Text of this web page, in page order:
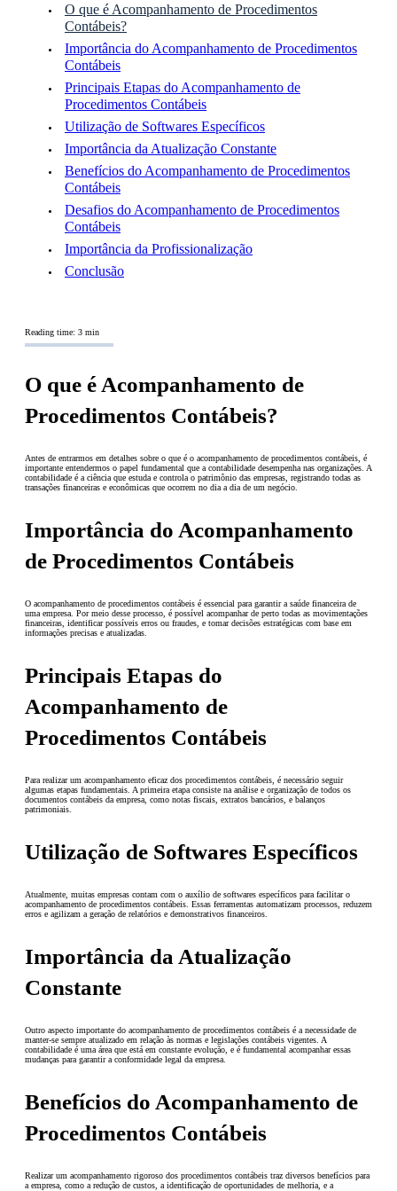
O que é Acompanhamento de Procedimentos
Contábeis?
Importância do Acompanhamento de Procedimentos
Contábeis
Principais Etapas do Acompanhamento de
Procedimentos Contábeis
Utilização de Softwares Específicos
Importância da Atualização Constante
Benefícios do Acompanhamento de Procedimentos
Contábeis
Desafios do Acompanhamento de Procedimentos
Contábeis
Importância da Profissionalização
Conclusão
Reading time: 3 min
O que é Acompanhamento de
Procedimentos Contábeis?
Antes de entrarmos em detalhes sobre o que é o acompanhamento de procedimentos contábeis, é
importante entendermos o papel fundamental que a contabilidade desempenha nas organizações. A
contabilidade é a ciência que estuda e controla o patrimônio das empresas, registrando todas as
transações financeiras e econômicas que ocorrem no dia a dia de um negócio.
Importância do Acompanhamento
de Procedimentos Contábeis
O acompanhamento de procedimentos contábeis é essencial para garantir a saúde financeira de
uma empresa. Por meio desse processo, é possível acompanhar de perto todas as movimentações
financeiras, identificar possíveis erros ou fraudes, e tomar decisões estratégicas com base em
informações precisas e atualizadas.
Principais Etapas do
Acompanhamento de
Procedimentos Contábeis
Para realizar um acompanhamento eficaz dos procedimentos contábeis, é necessário seguir
algumas etapas fundamentais. A primeira etapa consiste na análise e organização de todos os
documentos contábeis da empresa, como notas fiscais, extratos bancários, e balanços
patrimoniais.
Utilização de Softwares Específicos
Atualmente, muitas empresas contam com o auxílio de softwares específicos para facilitar o
acompanhamento de procedimentos contábeis. Essas ferramentas automatizam processos, reduzem
erros e agilizam a geração de relatórios e demonstrativos financeiros.
Importância da Atualização
Constante
Outro aspecto importante do acompanhamento de procedimentos contábeis é a necessidade de
manter-se sempre atualizado em relação às normas e legislações contábeis vigentes. A
contabilidade é uma área que está em constante evolução, e é fundamental acompanhar essas
mudanças para garantir a conformidade legal da empresa.
Benefícios do Acompanhamento de
Procedimentos Contábeis
Realizar um acompanhamento rigoroso dos procedimentos contábeis traz diversos benefícios para
a empresa, como a redução de custos, a identificação de oportunidades de melhoria, e a